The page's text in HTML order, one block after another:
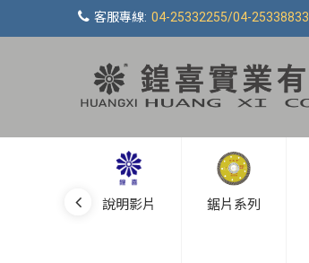
客服專線: 04-25332255/04-25338833
說明影片 鋸片系列